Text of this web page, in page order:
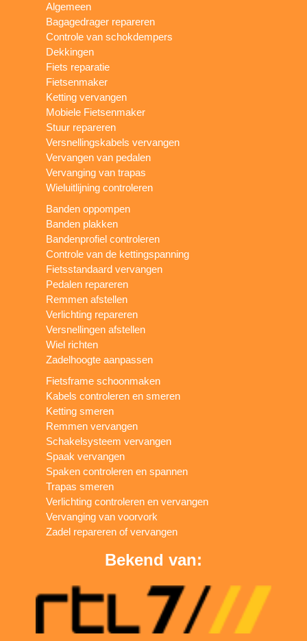
Algemeen
Bagagedrager repareren
Controle van schokdempers
Dekkingen
Fiets reparatie
Fietsenmaker
Ketting vervangen
Mobiele Fietsenmaker
Stuur repareren
Versnellingskabels vervangen
Vervangen van pedalen
Vervanging van trapas
Wieluitlijning controleren
Banden oppompen
Banden plakken
Bandenprofiel controleren
Controle van de kettingspanning
Fietsstandaard vervangen
Pedalen repareren
Remmen afstellen
Verlichting repareren
Versnellingen afstellen
Wiel richten
Zadelhoogte aanpassen
Fietsframe schoonmaken
Kabels controleren en smeren
Ketting smeren
Remmen vervangen
Schakelsysteem vervangen
Spaak vervangen
Spaken controleren en spannen
Trapas smeren
Verlichting controleren en vervangen
Vervanging van voorvork
Zadel repareren of vervangen
Bekend van: